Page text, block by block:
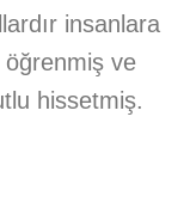
insanlara
ve
hissetmiş.